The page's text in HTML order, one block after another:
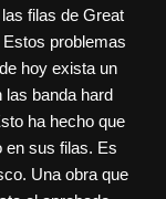
filas de Great
problemas
hoy exista un
las banda hard
ha hecho que
en sus filas. Es
Una obra que